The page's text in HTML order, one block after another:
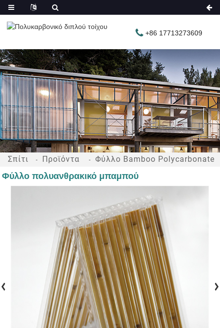
+86 17713273609
Σπίτι Προϊόντα Φύλλο Bamboo Polycarbonate
Φύλλο πολυανθρακικό μπαμπού